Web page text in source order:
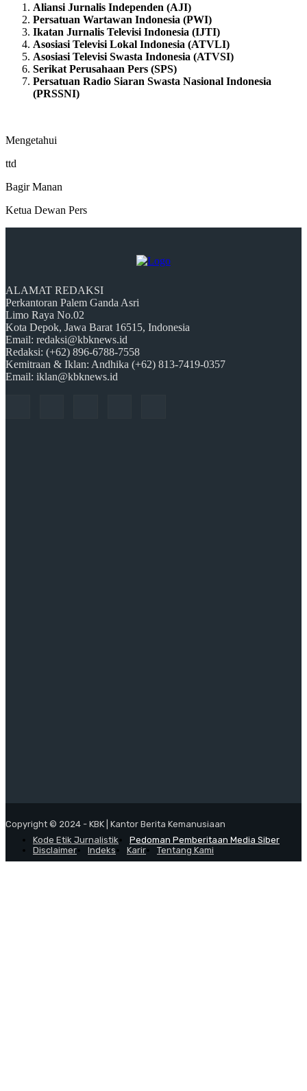
Aliansi Jurnalis Independen (AJI)
Persatuan Wartawan Indonesia (PWI)
Ikatan Jurnalis Televisi Indonesia (IJTI)
Asosiasi Televisi Lokal Indonesia (ATVLI)
Asosiasi Televisi Swasta Indonesia (ATVSI)
Serikat Perusahaan Pers (SPS)
Persatuan Radio Siaran Swasta Nasional Indonesia
(PRSSNI)
Mengetahui
ttd
Bagir Manan
Ketua Dewan Pers
ALAMAT REDAKSI
Perkantoran Palem Ganda Asri
Limo Raya No.02
Kota Depok, Jawa Barat 16515, Indonesia
Email: redaksi@kbknews.id
Redaksi: (+62) 896-6788-7558
Kemitraan & Iklan: Andhika (+62) 813-7419-0357
Email: iklan@kbknews.id
Copyright © 2024 - KBK | Kantor Berita Kemanusiaan
Kode Etik Jurnalistik
Pedoman Pemberitaan Media Siber
Disclaimer
Indeks Karir Tentang Kami